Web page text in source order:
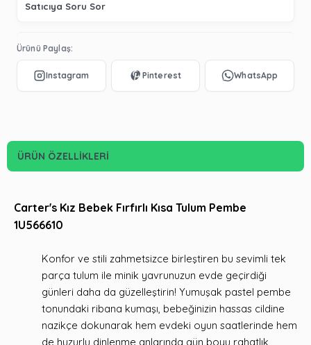
Satıcıya Soru Sor
Ürünü Paylaş:
ÜRÜN ÖZELLIKLERI
Carter's Kız Bebek Fırfırlı Kısa Tulum Pembe
1U566610
Konfor ve stili zahmetsizce birleştiren bu sevimli tek
parça tulum ile minik yavrunuzun evde geçirdiği
günleri daha da güzelleştirin! Yumuşak pastel pembe
tonundaki ribana kumaşı, bebeğinizin hassas cildine
nazikçe dokunarak hem evdeki oyun saatlerinde hem
de huzurlu dinlenme anlarında gün boyu rahatlık